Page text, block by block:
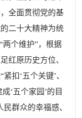
全面贯彻党的基
二十大精神为统
两个维护”，根据
红原历史方位、
扣‘五个关键’、
‘五个家园’的目
群众的幸福感、